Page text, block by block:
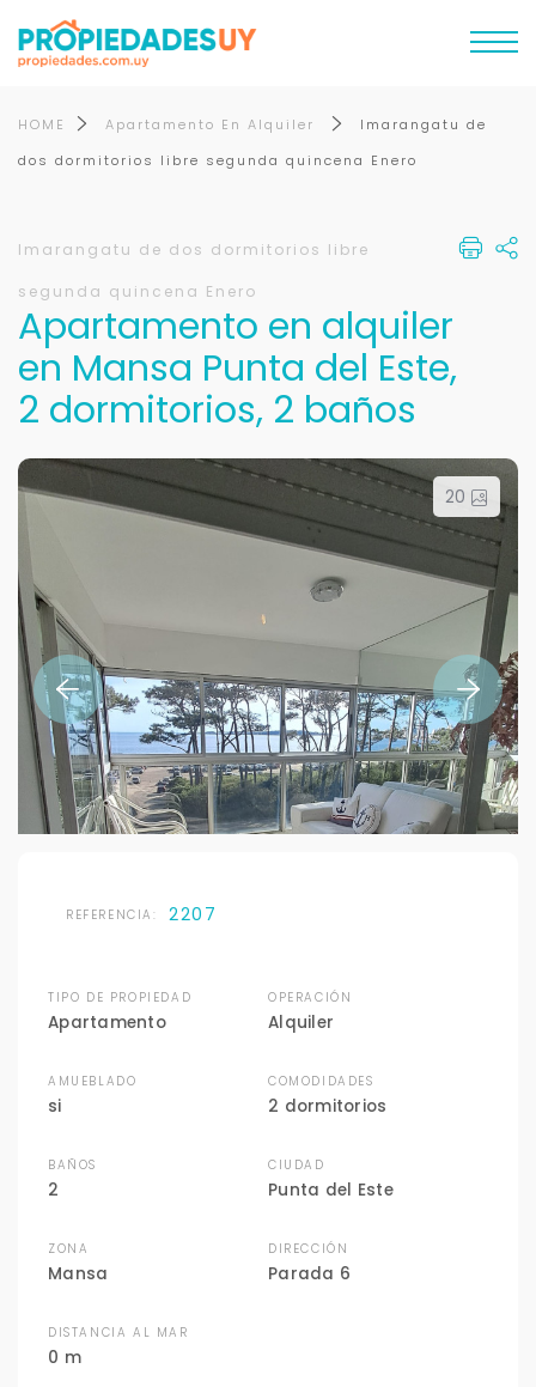
HOME Apartamento En Alquiler
Imarangatu de
dos dormitorios libre segunda quincena Enero
Imarangatu de dos dormitorios libre
segunda quincena Enero
Apartamento en alquiler
en Mansa Punta del Este,
2 dormitorios, 2 baños
20
REFERENCIA: 2207
TIPO DE PROPIEDAD
Apartamento
OPERACIÓN
Alquiler
AMUEBLADO
si
COMODIDADES
2 dormitorios
BAÑOS
2
CIUDAD
Punta del Este
ZONA
Mansa
DIRECCIÓN
Parada 6
DISTANCIA AL MAR
0 m